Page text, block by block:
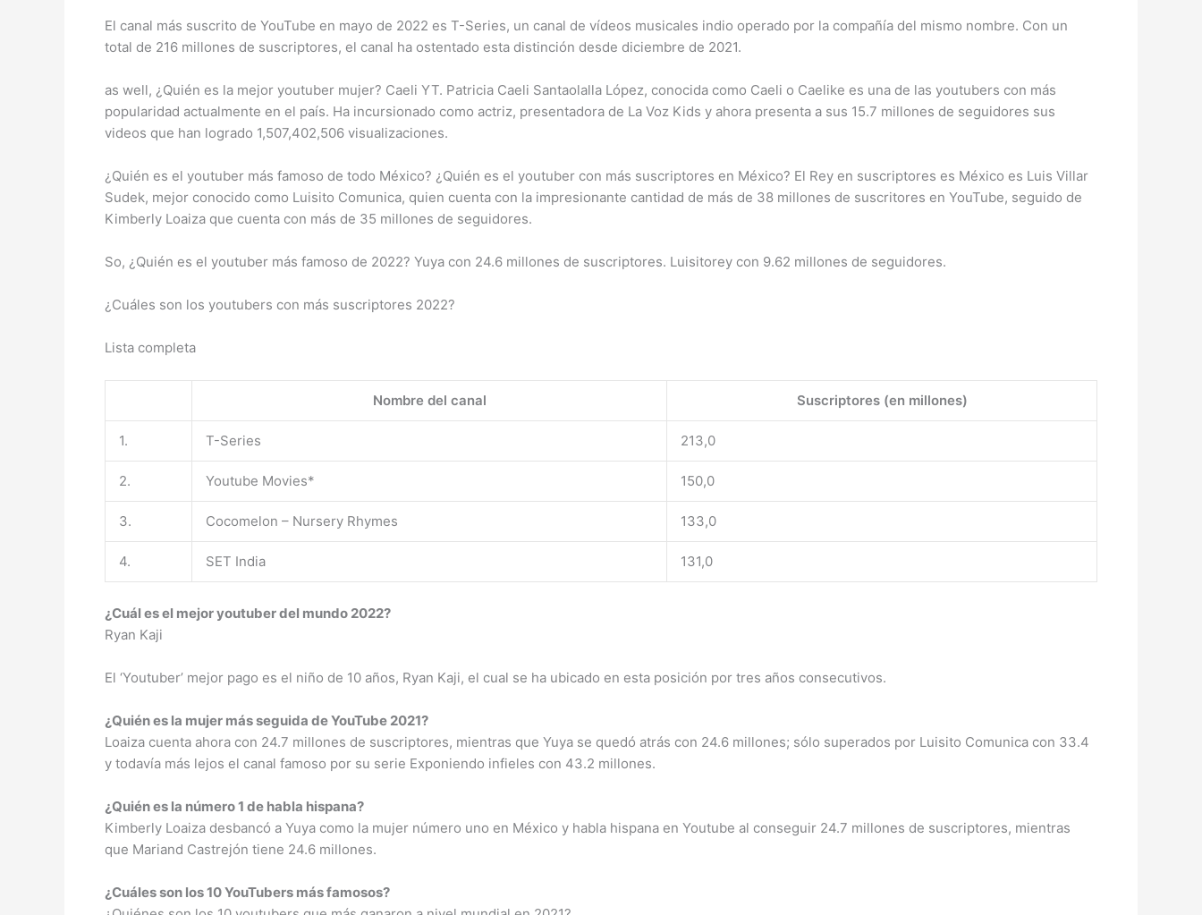
El canal más suscrito de YouTube en mayo de 2022 es T-Series, un canal de vídeos musicales indio operado por la compañía del mismo nombre. Con un
total de 216 millones de suscriptores, el canal ha ostentado esta distinción desde diciembre de 2021.
as well, ¿Quién es la mejor youtuber mujer? Caeli YT. Patricia Caeli Santaolalla López, conocida como Caeli o Caelike es una de las youtubers con más
popularidad actualmente en el país. Ha incursionado como actriz, presentadora de La Voz Kids y ahora presenta a sus 15.7 millones de seguidores sus
videos que han logrado 1,507,402,506 visualizaciones.
¿Quién es el youtuber más famoso de todo México? ¿Quién es el youtuber con más suscriptores en México? El Rey en suscriptores es México es Luis Villar
Sudek, mejor conocido como Luisito Comunica, quien cuenta con la impresionante cantidad de más de 38 millones de suscritores en YouTube, seguido de
Kimberly Loaiza que cuenta con más de 35 millones de seguidores.
So, ¿Quién es el youtuber más famoso de 2022? Yuya con 24.6 millones de suscriptores. Luisitorey con 9.62 millones de seguidores.
¿Cuáles son los youtubers con más suscriptores 2022?
Lista completa
Nombre del canal Suscriptores (en millones)
1. T-Series 213,0
2. Youtube Movies* 150,0
3. Cocomelon – Nursery Rhymes 133,0
4. SET India 131,0
¿Cuál es el mejor youtuber del mundo 2022?
Ryan Kaji
El ‘Youtuber’ mejor pago es el niño de 10 años, Ryan Kaji, el cual se ha ubicado en esta posición por tres años consecutivos.
¿Quién es la mujer más seguida de YouTube 2021?
Loaiza cuenta ahora con 24.7 millones de suscriptores, mientras que Yuya se quedó atrás con 24.6 millones; sólo superados por Luisito Comunica con 33.4
y todavía más lejos el canal famoso por su serie Exponiendo infieles con 43.2 millones.
¿Quién es la número 1 de habla hispana?
Kimberly Loaiza desbancó a Yuya como la mujer número uno en México y habla hispana en Youtube al conseguir 24.7 millones de suscriptores, mientras
que Mariand Castrejón tiene 24.6 millones.
¿Cuáles son los 10 YouTubers más famosos?